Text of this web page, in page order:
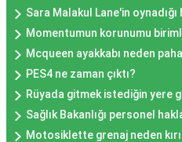
Sara Malakul Lane'in
Momentumun korunumu
Mcqueen ayakkabı neden
PES4 ne zaman çıktı?
Rüyada gitmek istediğin yere
Sağlık Bakanlığı personel
Motosiklette grenaj neden